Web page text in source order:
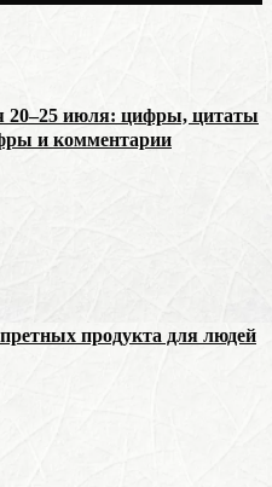
20–25 июля: цифры, цитаты
и комментарии
продукта для людей